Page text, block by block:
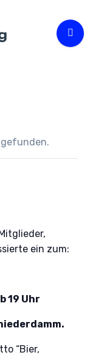
ein zum:
19 Uhr
“Bier,